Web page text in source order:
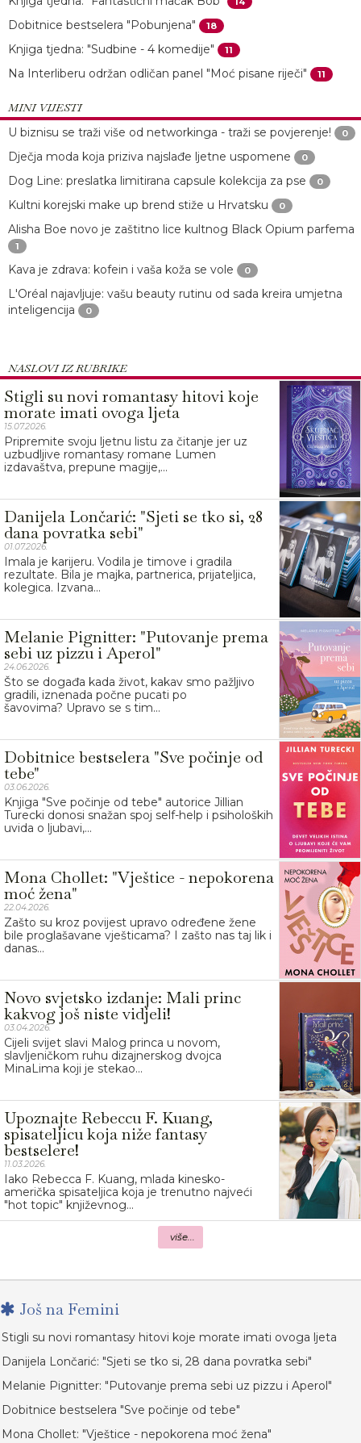
Dobitnice bestselera "Pobunjena" 18
Knjiga tjedna: "Sudbine - 4 komedije" 11
Na Interliberu održan odličan panel "Moć pisane riječi" 11
MINI VIJESTI
U biznisu se traži više od networkinga - traži se povjerenje!
0
Dječja moda koja priziva najslađe ljetne uspomene 0
Dog Line: preslatka limitirana capsule kolekcija za pse 0
Kultni korejski make up brend stiže u Hrvatsku 0
Alisha Boe novo je zaštitno lice kultnog Black Opium parfema
1
Kava je zdrava: kofein i vaša koža se vole 0
L'Oréal najavljuje: vašu beauty rutinu od sada kreira umjetna
inteligencija
0
NASLOVI IZ RUBRIKE
Stigli su novi romantasy hitovi koje
morate imati ovoga ljeta
15.07.2026.
Pripremite svoju ljetnu listu za čitanje jer uz
uzbudljive romantasy romane Lumen
izdavaštva, prepune magije,...
Danijela Lončarić: "Sjeti se tko si, 28
dana povratka sebi"
01.07.2026.
Imala je karijeru. Vodila je timove i gradila
rezultate. Bila je majka, partnerica, prijateljica,
kolegica. Izvana...
Melanie Pignitter: "Putovanje prema
sebi uz pizzu i Aperol"
24.06.2026.
Što se događa kada život, kakav smo pažljivo
gradili, iznenada počne pucati po
šavovima? Upravo se s tim...
Dobitnice bestselera "Sve počinje od
tebe"
03.06.2026.
Knjiga "Sve počinje od tebe" autorice Jillian
Turecki donosi snažan spoj self-help i psiholoških
uvida o ljubavi,...
Mona Chollet: "Vještice - nepokorena
moć žena"
22.04.2026.
Zašto su kroz povijest upravo određene žene
bile proglašavane vješticama? I zašto nas taj lik i
danas...
Novo svjetsko izdanje: Mali princ
kakvog još niste vidjeli!
03.04.2026.
Cijeli svijet slavi Malog princa u novom,
slavljeničkom ruhu dizajnerskog dvojca
MinaLima koji je stekao...
Upoznajte Rebeccu F. Kuang,
spisateljicu koja niže fantasy
bestselere!
11.03.2026.
Iako Rebecca F. Kuang, mlada kinesko-
američka spisateljica koja je trenutno najveći
"hot topic" književnog...
više...
Još na Femini
Stigli su novi romantasy hitovi koje morate imati ovoga ljeta
Danijela Lončarić: "Sjeti se tko si, 28 dana povratka sebi"
Melanie Pignitter: "Putovanje prema sebi uz pizzu i Aperol"
Dobitnice bestselera "Sve počinje od tebe"
Mona Chollet: "Vještice - nepokorena moć žena"